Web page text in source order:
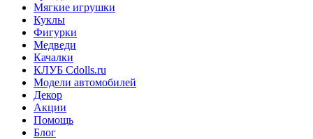
Мягкие игрушки
Куклы
Фигурки
Медведи
Качалки
КЛУБ Cdolls.ru
Модели автомобилей
Декор
Акции
Помощь
Блог